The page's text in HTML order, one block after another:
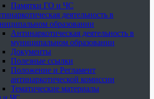
Памятки ГО и ЧС
деятельность в
образовании
Антинаркотическая деятельность в
муниципальном образовании
Документы
Полезные ссылки
Положение и Регламент
антинаркотической комиссии
Тематические материалы